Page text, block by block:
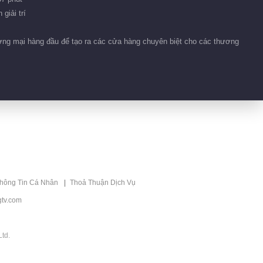
giải trí
mại hàng đầu để tạo ra các cửa hàng chuyên biệt cho các thương
Tin Cá Nhân Thoả Thuận Dịch Vụ